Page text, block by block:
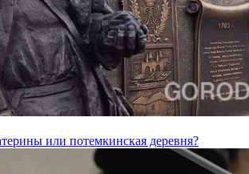
или потемкинская деревня?